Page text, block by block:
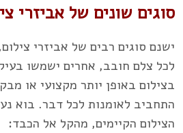
סוגים שונים של אביזרי
ישנם סוגים רבים של אביזרי
לכל צלם חובב, אחרים ישמשו
בצילום באופן יותר מקצועי או
התחביב לאומנות לכל דבר. בוא
הצילום הקיימים, מהקל אל הכבד: